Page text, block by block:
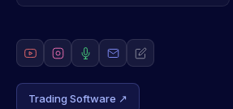
Trading Software ↗